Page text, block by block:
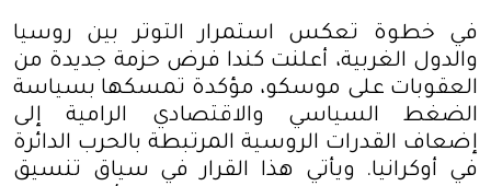
في خطوة تعكس استمرار التوتر بين روسيا
والدول الغربية، أعلنت كندا فرض حزمة جديدة من
العقوبات على موسكو، مؤكدة تمسكها بسياسة
الضغط السياسي والاقتصادي الرامية إلى
إضعاف القدرات الروسية المرتبطة بالحرب الدائرة
في أوكرانيا. ويأتي هذا القرار في سياق تنسيق